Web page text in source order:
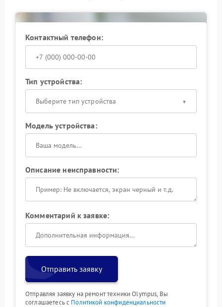
отдельных компонентов до комплексного
стабилизации.
Контактный телефон:
Тип устройства:
Выберите тип устройства
Модель устройства:
Описание неисправности:
Комментарий к заявке:
Отправить заявку
Отправляя заявку на ремонт техники Olympus, Вы
соглашаетесь с Политикой конфиденциальности